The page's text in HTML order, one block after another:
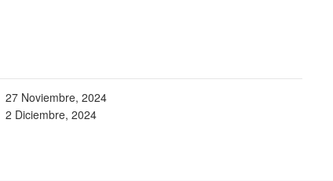
27 Noviembre, 2024
2 Diciembre, 2024